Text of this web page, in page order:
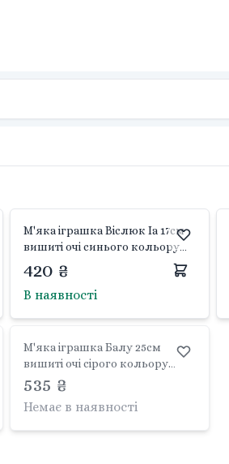
М'яка іграшка Віслюк Іа 17см
вишиті очі синього кольору
Winnie the Pooh PDP2200063
Disney
420 ₴
В наявності
М'яка іграшка Балу 25см
вишиті очі сірого кольору
Classics PDP2200116 Disney
535 ₴
Немає в наявності